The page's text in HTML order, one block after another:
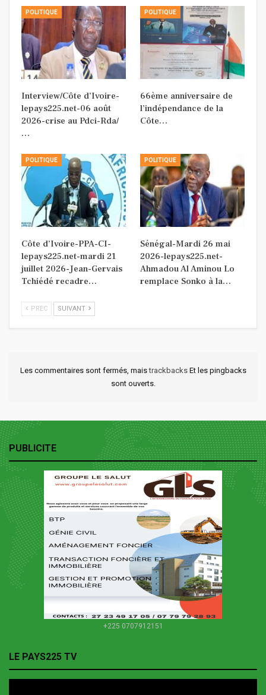
POLITIQUE
Interview/Côte d’Ivoire-
lepays225.net-06 août
2026-crise au Pdci-Rda/
…
POLITIQUE
66ème anniversaire de
l’indépendance de la
Côte…
POLITIQUE
Côte d’Ivoire-PPA-CI-
lepays225.net-mardi 21
juillet 2026-Jean-Gervais
Tchiédé recadre…
POLITIQUE
Sénégal-Mardi 26 mai
2026-lepays225.net-
Ahmadou Al Aminou Lo
remplace Sonko à la…
PREC SUIVANT
Les commentaires sont fermés, maistrackbacks Et les pingbacks
sont ouverts.
PUBLICITE
+225 0707912151
LE PAYS225 TV